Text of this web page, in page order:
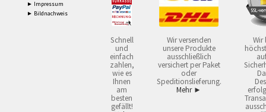
► Impressum
► Bildnachweis
Schnell
und
einfach
zahlen,
wie es
Ihnen
am
besten
gefällt!
Wir versenden
unsere Produkte
ausschließlich
versichert per Paket
oder
Speditionslieferung.
Mehr ►
Wir